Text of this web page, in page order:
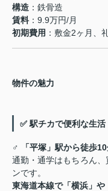
構造 ：鉄骨造
賃料：9.9万円/月
初期費用 ：敷金2ヶ月、
物件の魅力
✅ 駅チカで便利な生活
‍♂️
「平塚」駅から徒歩
通勤・通学はもちろん
ンです。
東海道本線で「横浜」や